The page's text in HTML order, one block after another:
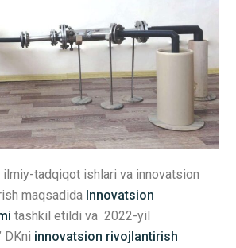
ilmiy-tadqiqot ishlari va innovatsion
maqsadida Innovatsion
tashkil etildi va 2022-yil
DKni innovatsion rivojlantirish